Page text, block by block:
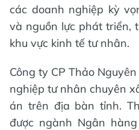
các doanh nghiệp kỳ
và nguồn lực phát triển,
khu vực kinh tế tư nhân.
Công ty CP Thảo
nghiệp tư nhân chuyên
án trên địa bàn tỉnh.
được ngành Ngân